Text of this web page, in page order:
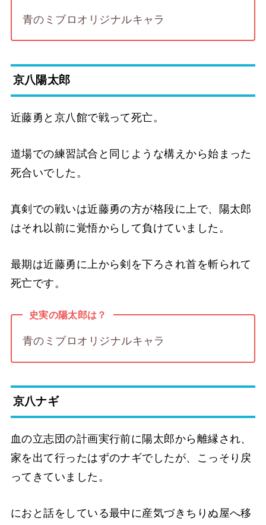
青のミブロオリジナルキャラ
京八陽太郎
近藤勇と京八館で戦って死亡。
道場での練習試合と同じような構えから始まった
死合いでした。
真剣での戦いは近藤勇の方が格段に上で、陽太郎
はそれ以前に覚悟からして負けていました。
最期は近藤勇に上から剣を下ろされ首を斬られて
死亡です。
史実の陽太郎は？
青のミブロオリジナルキャラ
京八ナギ
血の立志団の計画実行前に陽太郎から離縁され、
家を出て行ったはずのナギでしたが、こっそり戻
ってきていました。
におと話をしている最中に産気づきちりぬ屋へ移